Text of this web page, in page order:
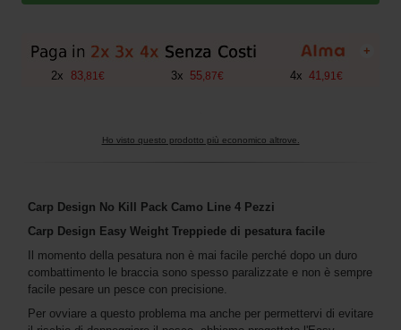
+
2x 83,81€ 3x 55,87€ 4x 41,91€
Ho visto questo prodotto più economico altrove.
Carp Design No Kill Pack Camo Line 4 Pezzi
Carp Design Easy Weight Treppiede di pesatura facile
Il momento della pesatura non è mai facile perché dopo un duro
combattimento le braccia sono spesso paralizzate e non è sempre
facile pesare un pesce con precisione.
Per ovviare a questo problema ma anche per permettervi di evitare